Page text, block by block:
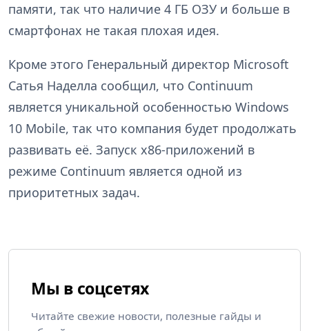
памяти, так что наличие 4 ГБ ОЗУ и больше в
смартфонах не такая плохая идея.
Кроме этого Генеральный директор Microsoft
Сатья Наделла сообщил, что Continuum
является уникальной особенностью Windows
10 Mobile, так что компания будет продолжать
развивать её. Запуск x86-приложений в
режиме Continuum является одной из
приоритетных задач.
Мы в соцсетях
Читайте свежие новости, полезные гайды и